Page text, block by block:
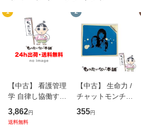
1
【中古】 看護管理
学 自律し協働する
専門職の看護マネ
ジメントスキル 改
3,862円
送料無料
2
【中古】 生命力 /
チャットモンチー /
キューンレコード
[CD]【メール便送
355円